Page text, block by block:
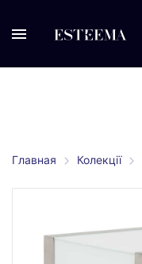
Главная Колекції